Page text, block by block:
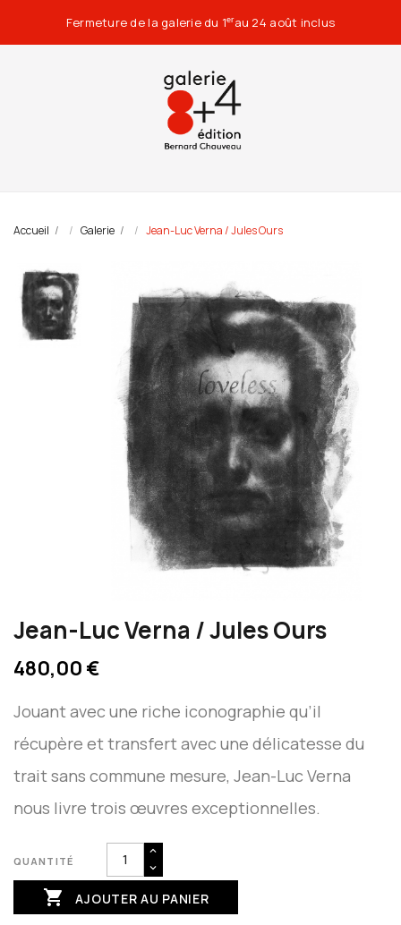
Fermeture de la galerie du 1erau 24 août inclus
Accueil Galerie Jean-Luc Verna / Jules Ours
Jean-Luc Verna / Jules Ours
480,00 €
Jouant avec une riche iconographie qu’il
récupère et transfert avec une délicatesse du
trait sans commune mesure, Jean-Luc Verna
nous livre trois œuvres exceptionnelles.
QUANTITÉ
 AJOUTER AU PANIER